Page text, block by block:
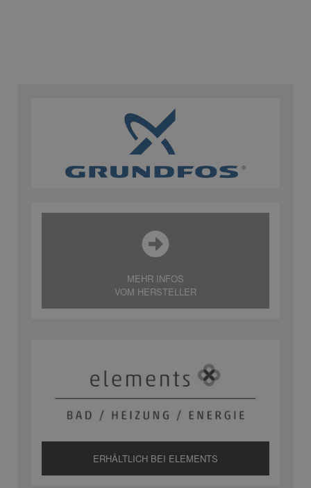
MEHR INFOS
VOM HERSTELLER
ERHÄLTLICH BEI ELEMENTS